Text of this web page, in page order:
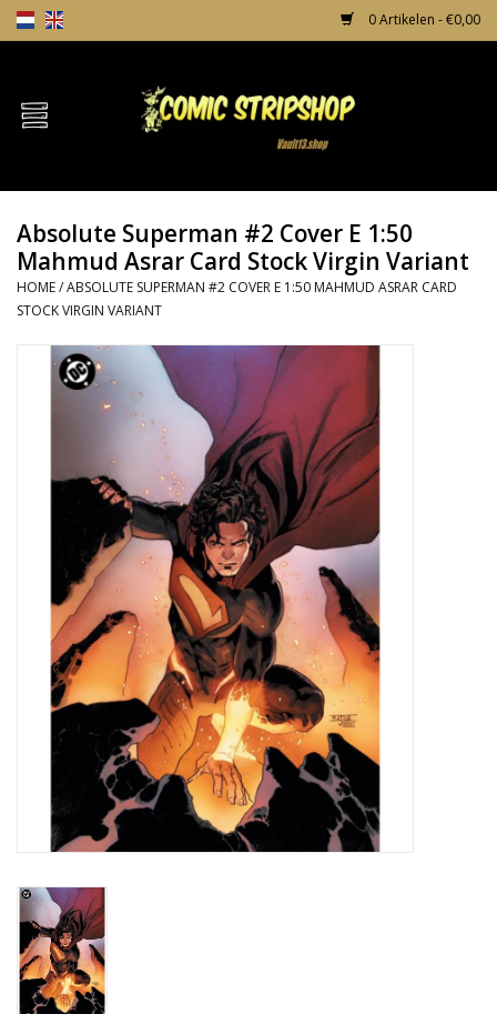
0 Artikelen - €0,00
Home
TPB's
Incentives
Comic Protection
Absolute Superman #2 Cover E 1:50
Mahmud Asrar Card Stock Virgin Variant
HOME/ABSOLUTE SUPERMAN #2 COVER E 1:50 MAHMUD ASRAR CARD
STOCK VIRGIN VARIANT